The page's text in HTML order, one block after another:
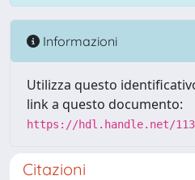
Informazioni
Utilizza questo
link a questo documento:
https://hdl.handle.net/
Citazioni